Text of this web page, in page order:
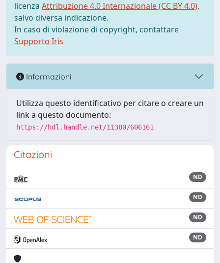
licenza Attribuzione 4.0 Internazionale (CC BY 4.0),
salvo diversa indicazione.
In caso di violazione di copyright, contattare
Supporto Iris
Informazioni
Utilizza questo identificativo per citare o creare un
link a questo documento:
https://hdl.handle.net/11380/606161
Citazioni
ND
ND
ND
ND